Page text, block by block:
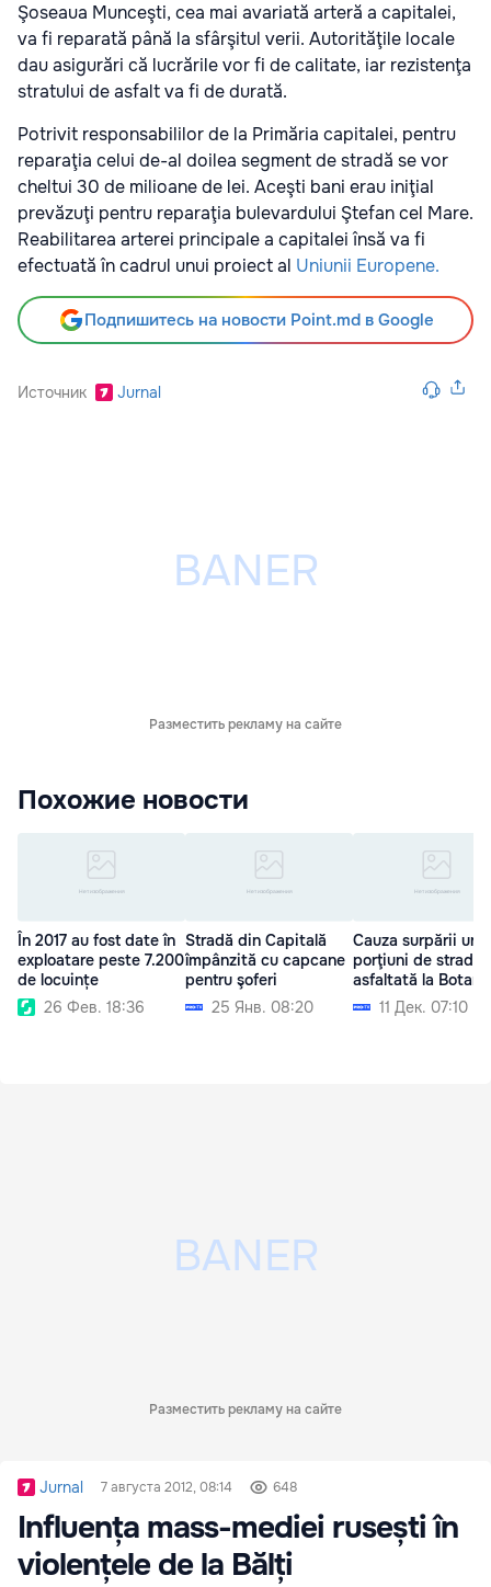
Şoseaua Munceşti, cea mai avariată arteră a capitalei,
va fi reparată până la sfârşitul verii. Autorităţile locale
dau asigurări că lucrările vor fi de calitate, iar rezistenţa
stratului de asfalt va fi de durată.
Potrivit responsabililor de la Primăria capitalei, pentru
reparaţia celui de-al doilea segment de stradă se vor
cheltui 30 de milioane de lei. Aceşti bani erau iniţial
prevăzuţi pentru reparaţia bulevardului Ştefan cel Mare.
Reabilitarea arterei principale a capitalei însă va fi
efectuată în cadrul unui proiect al Uniunii Europene.
Подпишитесь на новости Point.md в Google
Источник Jurnal
Разместить рекламу на сайте
Похожие новости
În 2017 au fost date în
exploatare peste 7.200
de locuințe
26 Фев. 18:36
Stradă din Capitală
împânzită cu capcane
pentru şoferi
25 Янв. 08:20
Cauza surpării unei
porţiuni de stradă
asfaltată la
11 Дек. 07:10
Разместить рекламу на сайте
Jurnal 7 августа 2012, 08:14 648
Influența mass-mediei rusești în
violențele de la Bălți